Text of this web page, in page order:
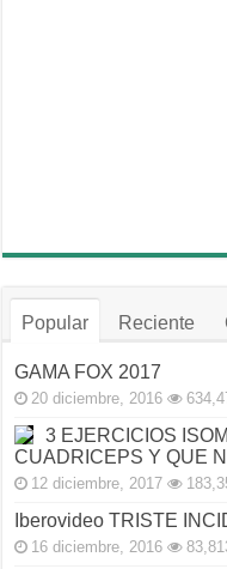
Popular Reciente
GAMA FOX 2017
20 diciembre, 2016
3 EJERCICIOS
CUADRICEPS Y QUE
12 diciembre, 2017
Iberovideo TRISTE
16 diciembre, 2016